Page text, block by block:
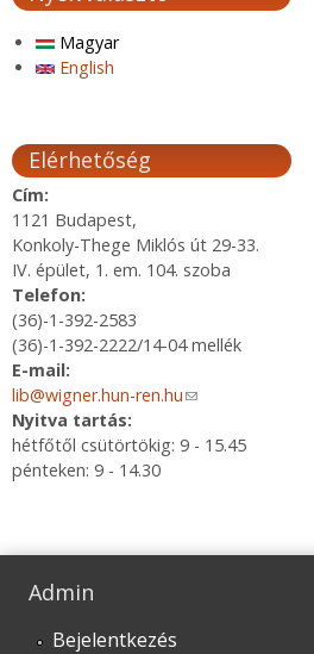
Magyar
English
Elérhetőség
Cím:
1121 Budapest,
Konkoly-Thege Miklós út 29-33.
IV. épület, 1. em. 104. szoba
Telefon:
(36)-1-392-2583
(36)-1-392-2222/14-04 mellék
E-mail:
lib@wigner.hun-ren.hu(link sends e-mail)
Nyitva tartás:
hétfőtől csütörtökig: 9 - 15.45
pénteken: 9 - 14.30
Admin
Bejelentkezés